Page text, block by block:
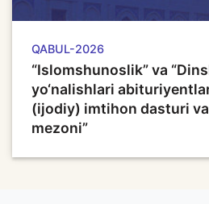
QABUL-2026
“Islomshunoslik” va
yo‘nalishlari
(ijodiy) imtihon dasturi
mezoni”